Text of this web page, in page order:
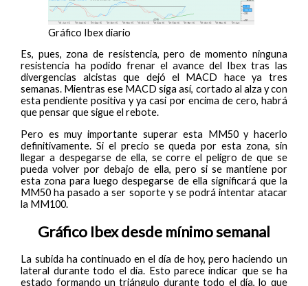
Gráfico Ibex diario
Es, pues, zona de resistencia, pero de momento ninguna
resistencia ha podido frenar el avance del Ibex tras las
divergencias alcistas que dejó el MACD hace ya tres
semanas. Mientras ese MACD siga así, cortado al alza y con
esta pendiente positiva y ya casi por encima de cero, habrá
que pensar que sigue el rebote.
Pero es muy importante superar esta MM50 y hacerlo
definitivamente. Si el precio se queda por esta zona, sin
llegar a despegarse de ella, se corre el peligro de que se
pueda volver por debajo de ella, pero si se mantiene por
esta zona para luego despegarse de ella significará que la
MM50 ha pasado a ser soporte y se podrá intentar atacar
la MM100.
Gráfico Ibex desde mínimo semanal
La subida ha continuado en el día de hoy, pero haciendo un
lateral durante todo el día. Esto parece indicar que se ha
estado formando un triángulo durante todo el día, lo que